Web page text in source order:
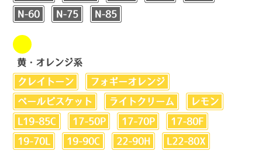
N-60 N-75 N-85
黄・オレンジ系
クレイトーン フォギーオレンジ
ペールビスケット ライトクリーム レモン
L19-85C 17-50P 17-70P 17-80F
19-70L 19-90C 22-90H L22-80X